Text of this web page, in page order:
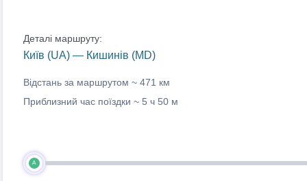
Деталі маршруту:
Київ (UA) — Кишинів (MD)
Відстань за маршрутом ~ 471 км
Приблизний час поїздки ~ 5 ч 50 м
A